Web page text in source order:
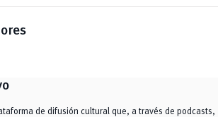
de difusión cultural que, a través de podcasts,